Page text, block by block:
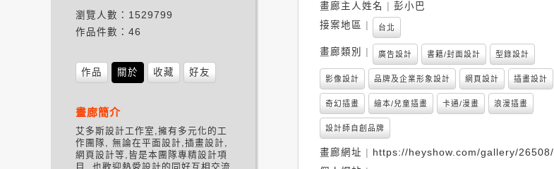
畫廊主人姓名
彭小巴
接案地區
台北
畫廊類別 廣告設計 書籍/封面設計 型錄設計
影像設計 品牌及企業形象設計 網頁設計 插畫設計
奇幻插畫 繪本/兒童插畫 卡通/漫畫 浪漫插畫
設計師自創品牌
畫廊網址
https://heyshow.com/gallery/26508/
瀏覽人數：1529799
作品件數：46
作品 關於 收藏 好友
畫廊簡介
艾多斯設計工作室,擁有多元化的工
作團隊, 無論在平面設計,插畫設計,
網頁設計等,皆是本團隊專精設計項
目, 也歡迎熱愛設計的同好互相交流